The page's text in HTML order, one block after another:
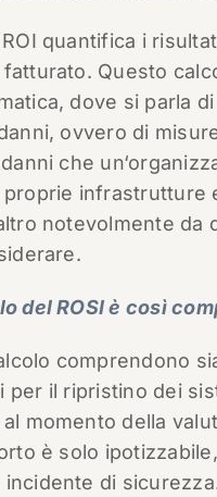
ROI quantifica i
Questo
dove si parla
ovvero di
che
infrastrutture
notevolmente da
del ROSI è così
comprendono
per il ripristino dei
momento della
è solo
di